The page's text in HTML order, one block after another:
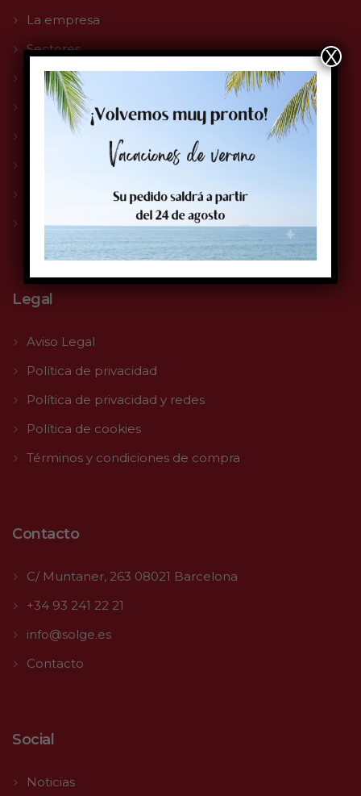
La empresa
Sectores
Compromiso Solge
Servicio Técnico
Impresoras
Tienda
Legal
Aviso Legal
Política de privacidad
Política de privacidad y redes
Política de cookies
Términos y condiciones de compra
Contacto
C/ Muntaner, 263 08021 Barcelona
+34 93 241 22 21
info@solge.es
Contacto
Social
Noticias
X